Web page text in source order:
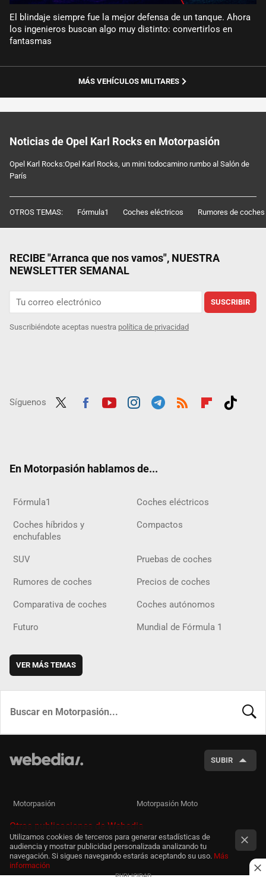
El blindaje siempre fue la mejor defensa de un tanque. Ahora
los ingenieros buscan algo muy distinto: convertirlos en
fantasmas
MÁS VEHÍCULOS MILITARES
Noticias de Opel Karl Rocks en Motorpasión
Opel Karl Rocks:Opel Karl Rocks, un mini todocamino rumbo al Salón de
París
OTROS TEMAS: Fórmula1 Coches eléctricos Rumores de coches
RECIBE "Arranca que nos vamos", NUESTRA
NEWSLETTER SEMANAL
SUSCRIBIR
Suscribiéndote aceptas nuestra política de privacidad
Síguenos
En Motorpasión hablamos de...
Fórmula1 Coches eléctricos
Coches híbridos y
enchufables
Compactos
SUV Pruebas de coches
Rumores de coches Precios de coches
Comparativa de coches Coches autónomos
Futuro Mundial de Fórmula 1
VER MÁS TEMAS
SUBIR
Motorpasión Motorpasión Moto
Otras publicaciones de Webedia
Utilizamos cookies de terceros para generar estadísticas de
audiencia y mostrar publicidad personalizada analizando tu
navegación. Si sigues navegando estarás aceptando su uso. Más
información